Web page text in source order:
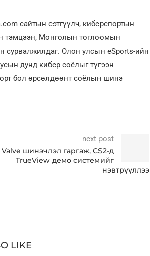
сайтын сэтгүүлч, киберспортын
тэмцээн, Монголын тоглоомын
сурвалжилдаг. Олон улсын eSports-ийн
дунд кибер соёлыг түгээн
бол өрсөлдөөнт соёлын шинэ
next post
Valve шинэчлэл гаргаж, CS2-д
TrueView демо системийг
нэвтрүүллээ
LIKE